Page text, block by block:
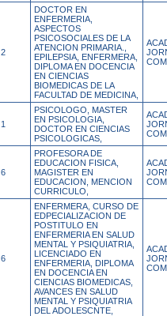
2
DOCTOR EN
ENFERMERIA,
ASPECTOS
PSICOSOCIALES DE LA
ATENCION PRIMARIA.,
EPILEPSIA, ENFERMERA,
DIPLOMA EN DOCENCIA
EN CIENCIAS
BIOMEDICAS DE LA
FACULTAD DE MEDICINA,
1
PSICOLOGO, MASTER
EN PSICOLOGIA,
DOCTOR EN CIENCIAS
PSICOLOGICAS,
6
PROFESORA DE
EDUCACION FISICA,
MAGISTER EN
EDUCACION, MENCION
CURRICULO,
6
ENFERMERA, CURSO DE
EDPECIALIZACION DE
POSTITULO EN
ENFERMERIA EN SALUD
MENTAL Y PSIQUIATRIA,
LICENCIADO EN
ENFERMERIA, DIPLOMA
EN DOCENCIA EN
CIENCIAS BIOMEDICAS,
AVANCES EN SALUD
MENTAL Y PSIQUIATRIA
DEL ADOLESCNTE,